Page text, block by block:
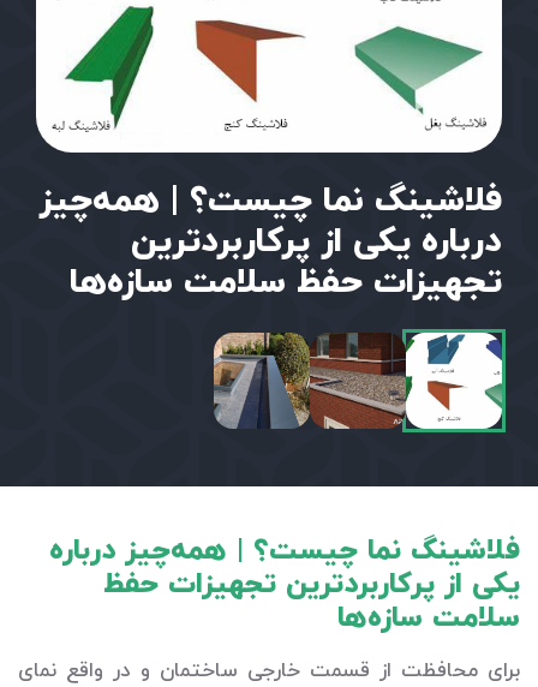
فلاشینگ نما چیست؟ | همه‌چیز
درباره یکی از پرکاربردترین
تجهیزات حفظ سلامت سازه‌ها
فلاشینگ نما چیست؟ | همه‌چیز درباره
یکی از پرکاربردترین تجهیزات حفظ
سلامت سازه‌ها
برای محافظت از قسمت خارجی ساختمان و در واقع نمای